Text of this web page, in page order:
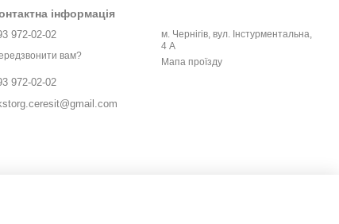
що не доведеться витрачати гроші на переробки чи
чи по області. Хочете зекономити на доставці?
інформація
972-02-02
вам?
972-02-02
м. Чернігів, вул. Інстурментальна,
4 А
Мапа проїзду